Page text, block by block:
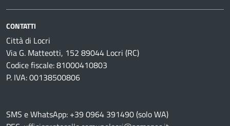
CONTATTI
Città di Locri
Via G. Matteotti, 152 89044 Locri (RC)
Codice fiscale: 81000410803
P. IVA: 00138500806
SMS e WhatsApp: +39 0964 391490 (solo WA)